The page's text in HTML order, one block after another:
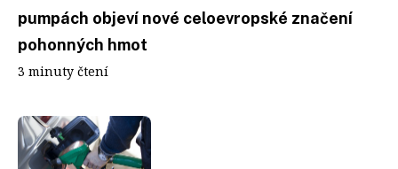
pumpách objeví nové celoevropské značení
pohonných hmot
3 minuty čtení